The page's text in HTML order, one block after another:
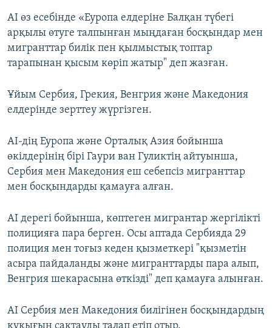
AI өз есебінде «Еуропа елдеріне Балқан түбегі
арқылы өтуге талпынған мыңдаған босқындар мен
мигранттар билік пен қылмыстық топтар
тарапынан қысым көріп жатыр" деп жазған.
Ұйым Сербия, Грекия, Венгрия және Македония
елдерінде зерттеу жүргізген.
АІ-дің Еуропа және Орталық Азия бойынша
өкілдерінің бірі Гаури ван Гуликтің айтуынша,
Сербия мен Македония еш себепсіз мигранттар
мен босқындарды қамауға алған.
АІ дерегі бойынша, көптеген мигрантар жергілікті
полицияға пара берген. Осы аптада Сербияда 29
полиция мен тоғыз кеден қызметкері "қызметін
асыра пайдаланды және мигранттарды пара алып,
Венгрия шекарасына өткізді" деп қамауға алынған.
АІ Сербия мен Македония билігінен босқындардың